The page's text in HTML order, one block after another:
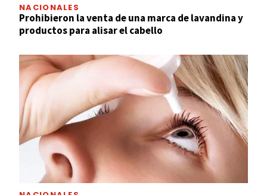
NACIONALES
Prohibieron la venta de una marca de lavandina y
productos para alisar el cabello